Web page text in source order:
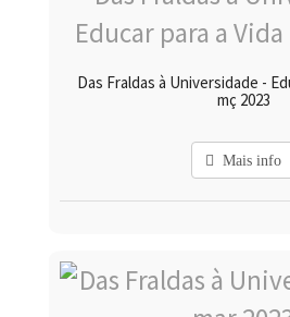
Das Fraldas à Universidade -
mç 2023
Mais info